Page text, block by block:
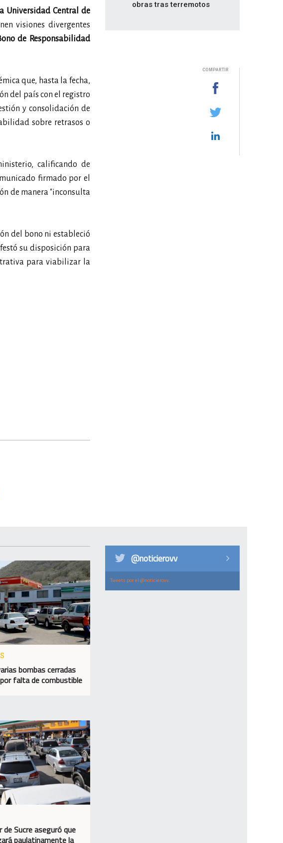
Universidad Central de
visiones divergentes
de Responsabilidad
que, hasta la fecha,
del país con el registro
y consolidación de
sobre retrasos o
calificando de
firmado por el
de manera "inconsulta
del bono ni estableció
su disposición para
para viabilizar la
obras tras terremotos
COMPARTIR
bombas cerradas
falta de combustible
de Sucre aseguró que
paulatinamente la
@noticierovv
Tweets por el @noticierovv.